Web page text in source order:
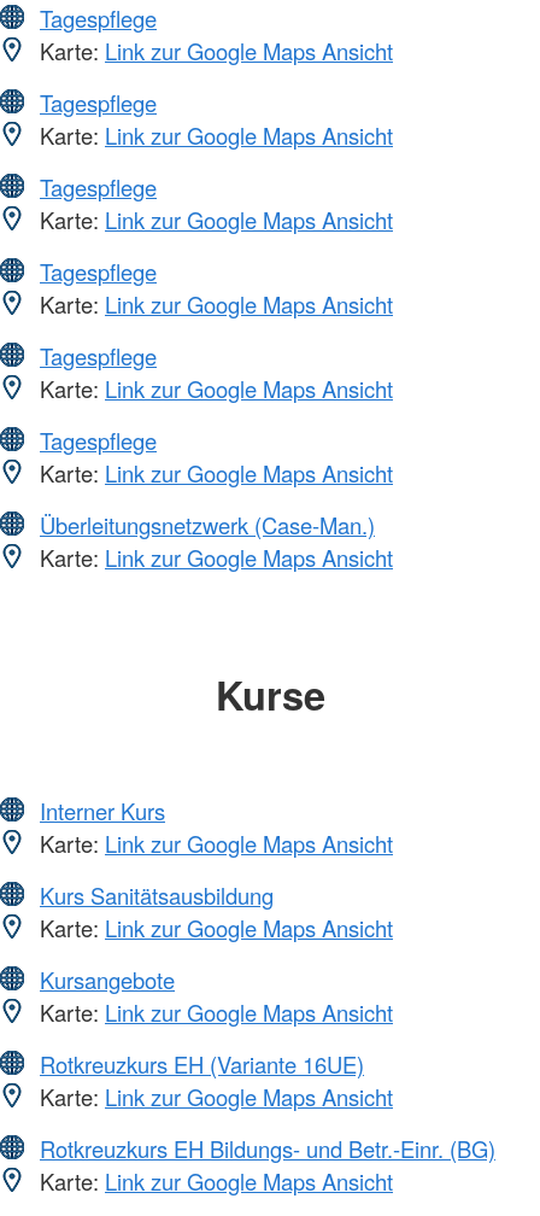
Tagespflege
Karte: Link zur Google Maps Ansicht
Tagespflege
Karte: Link zur Google Maps Ansicht
Tagespflege
Karte: Link zur Google Maps Ansicht
Tagespflege
Karte: Link zur Google Maps Ansicht
Tagespflege
Karte: Link zur Google Maps Ansicht
Tagespflege
Karte: Link zur Google Maps Ansicht
Überleitungsnetzwerk (Case-Man.)
Karte: Link zur Google Maps Ansicht
Kurse
Interner Kurs
Karte: Link zur Google Maps Ansicht
Kurs Sanitätsausbildung
Karte: Link zur Google Maps Ansicht
Kursangebote
Karte: Link zur Google Maps Ansicht
Rotkreuzkurs EH (Variante 16UE)
Karte: Link zur Google Maps Ansicht
Rotkreuzkurs EH Bildungs- und Betr.-Einr. (BG)
Karte: Link zur Google Maps Ansicht